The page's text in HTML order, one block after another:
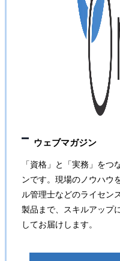
ウェブマガジン
「資格」と「実務」をつ
ンです。現場のノウハウ
ル管理士などのライセン
製品まで、スキルアップ
してお届けします。